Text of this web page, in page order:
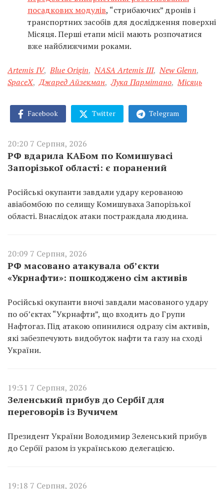
посадкових модулів, “стрибаючих” дронів і
транспортних засобів для дослідження поверхні
Місяця. Перші етапи місії мають розпочатися
вже найближчими роками.
Artemis IV, Blue Origin, NASA Artemis III, New Glenn,
SpaceX, Джаред Айзекман, Лука Пармітано, Місяць
Facebook Twitter Telegram
20:20 7 Серпня, 2026
РФ вдарила КАБом по Комишувасі
Запорізької області: є поранений
Російські окупанти завдали удару керованою
авіабомбою по селищу Комишуваха Запорізької
області. Внаслідок атаки постраждала людина.
20:09 7 Серпня, 2026
РФ масовано атакувала об’єкти
«Укрнафти»: пошкоджено сім активів
Російські окупанти вночі завдали масованого удару
по об’єктах “Укрнафти”, що входить до Групи
Нафтогаз. Під атакою опинилися одразу сім активів,
які забезпечують видобуток нафти та газу на сході
України.
19:31 7 Серпня, 2026
Зеленський прибув до Сербії для
переговорів із Вучичем
Президент України Володимир Зеленський прибув
до Сербії разом із українською делегацією.
19:18 7 Серпня, 2026